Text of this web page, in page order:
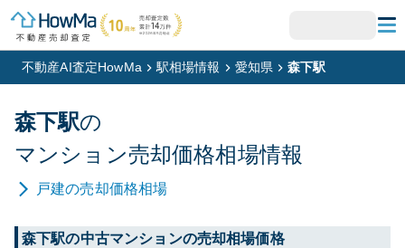
不動産AI査定HowMa 駅相場情報 愛知県 森下駅
森下駅の
マンション売却価格相場情報
戸建の売却価格相場
森下駅の中古マンションの売却相場価格